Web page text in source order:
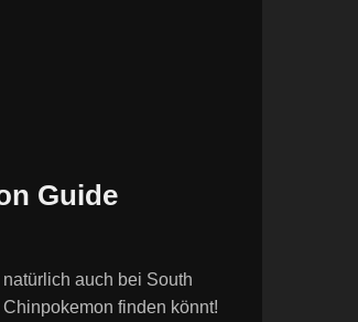
Guide
auch bei South
finden könnt!